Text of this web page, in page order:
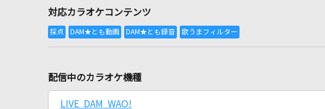
対応カラオケコンテンツ
配信中のカラオケ機種
LIVE DAM WAO!